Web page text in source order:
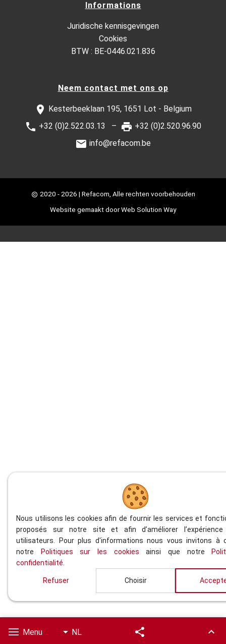
Nous utilisons les cookies afin de fournir les services et
proposés sur notre site et afin d’améliorer
utilisateurs. Pour plus d'informations nous vous invitons à
notre
Politiques sur les cookies ainsi que notre
confidentialité
Refuser Choisir
Informations
Juridische kennisgevingen
Cookies
BTW : BE-0446.021.836
Neem contact met ons op
Kesterbeeklaan 195, 1651 Lot - Belgium
+32 (0)2.522.03.13
+32 (0)2.520.96.90
info@refacom.be
2020 - 2026 | Refacom, Alle rechten voorbehouden
Website gemaakt doorWeb Solution Way
Menu NL Aanbevelen